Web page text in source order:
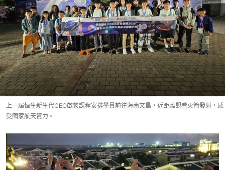
上一屆恒生新生代CEO啟蒙課程安排學員前往海南文昌，近距離觀看火箭發射，感
受國家航天實力。